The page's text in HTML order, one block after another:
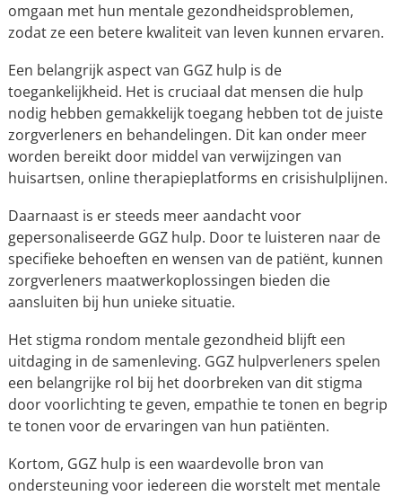
omgaan met hun mentale gezondheidsproblemen,
zodat ze een betere kwaliteit van leven kunnen ervaren.
Een belangrijk aspect van GGZ hulp is de
toegankelijkheid. Het is cruciaal dat mensen die hulp
nodig hebben gemakkelijk toegang hebben tot de juiste
zorgverleners en behandelingen. Dit kan onder meer
worden bereikt door middel van verwijzingen van
huisartsen, online therapieplatforms en crisishulplijnen.
Daarnaast is er steeds meer aandacht voor
gepersonaliseerde GGZ hulp. Door te luisteren naar de
specifieke behoeften en wensen van de patiënt, kunnen
zorgverleners maatwerkoplossingen bieden die
aansluiten bij hun unieke situatie.
Het stigma rondom mentale gezondheid blijft een
uitdaging in de samenleving. GGZ hulpverleners spelen
een belangrijke rol bij het doorbreken van dit stigma
door voorlichting te geven, empathie te tonen en begrip
te tonen voor de ervaringen van hun patiënten.
Kortom, GGZ hulp is een waardevolle bron van
ondersteuning voor iedereen die worstelt met mentale